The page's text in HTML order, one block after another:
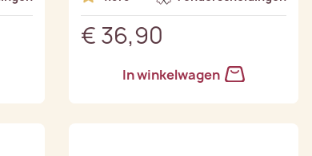
€ 36,90
In winkelwagen